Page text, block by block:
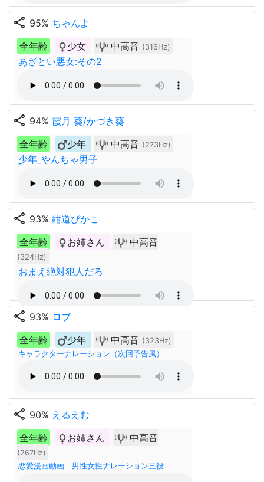
share 95% ちゃんよ
全年齢
少女 中高音 (316Hz)
あざとい悪女:その2
share 94% 霞月 葵/かづき葵
全年齢
少年 中高音 (273Hz)
少年_やんちゃ男子
share 93% 紺道ぴかこ
全年齢
お姉さん 中高音
(324Hz)
おまえ絶対犯人だろ
share 93% ロブ
全年齢
少年 中高音 (323Hz)
キャラクターナレーション（次回予告風）
share 90% えるえむ
全年齢
お姉さん 中高音
(267Hz)
恋愛漫画動画 男性女性ナレーション三役